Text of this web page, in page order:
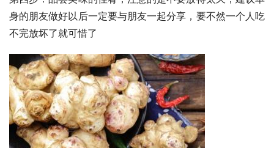
身的朋友做好以后一定要与朋友一起分享，要不然一个人吃
不完放坏了就可惜了